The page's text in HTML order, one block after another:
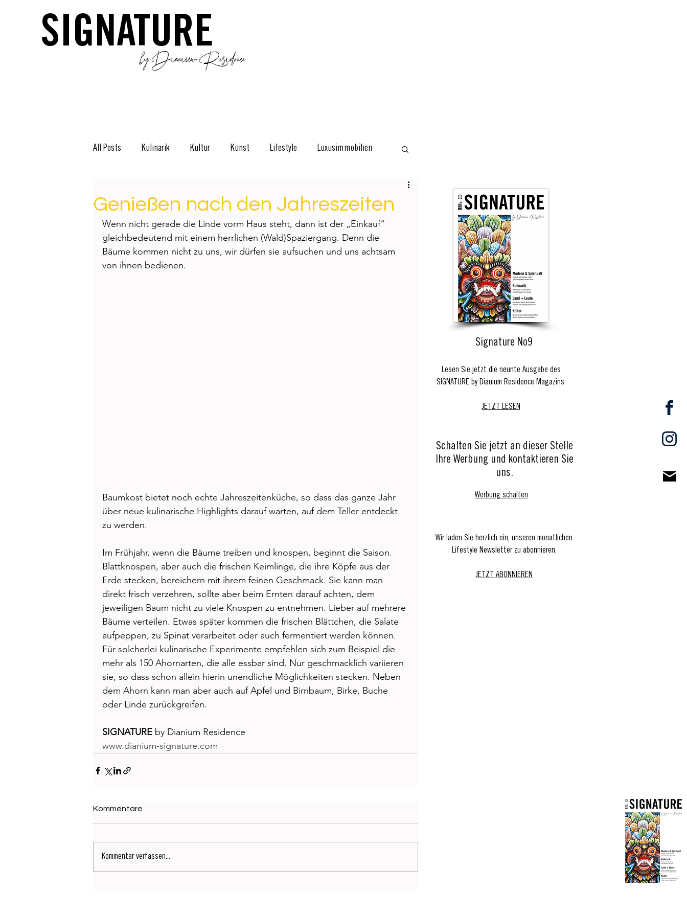
SIGNATURE
by Dianium Residence
All Posts Kulinarik Kultur Kunst Lifestyle Luxusimmobilien
Beauty
Genießen nach den Jahreszeiten
Wenn nicht gerade die Linde vorm Haus steht, dann ist der „Einkauf“
gleichbedeutend mit einem herrli­chen (Wald­)Spaziergang. Denn die
Bäume kommen nicht zu uns, wir dürfen sie aufsuchen und uns acht­sam
von ihnen bedienen.
Baumkost bietet noch echte Jahreszeitenküche, so dass das ganze Jahr
über neue kulinarische Highlights darauf warten, auf dem Teller entdeckt
zu werden.
Im Frühjahr, wenn die Bäume treiben und knospen, beginnt die Saison.
Blattknospen, aber auch die fri­schen Keimlinge, die ihre Köpfe aus der
Erde stecken, bereichern mit ihrem feinen Geschmack. Sie kann man
direkt frisch verzehren, sollte aber beim Ernten darauf achten, dem
jeweiligen Baum nicht zu viele Knospen zu entnehmen. Lieber auf mehrere
Bäume verteilen. Etwas später kommen die frischen Blätt­chen, die Salate
aufpeppen, zu Spinat verarbeitet oder auch fermentiert werden können.
Für solcherlei ku­linarische Experimente empfehlen sich zum Beispiel die
mehr als 150 Ahornarten, die alle essbar sind. Nur geschmacklich variieren
sie, so dass schon allein hierin unendliche Möglichkeiten stecken. Neben
dem Ahorn kann man aber auch auf Apfel­ und Birnbaum, Birke, Buche
oder Linde zurückgreifen.
SIGNATURE by Dianium Residence
www.dianium-signature.com
Kommentare
Kommentar verfassen...
Signature No9
Lesen Sie jetzt die neunte Ausgabe des
SIGNATURE by Dianium Residence Magazins.
JETZT LESEN
Schalten Sie jetzt an dieser Stelle
Ihre Werbung und kontaktieren Sie
uns.
Werbung schalten
Wir laden Sie herzlich ein, unseren monatlichen
Lifestyle Newsletter zu abonnieren.
JETZT ABONNIEREN